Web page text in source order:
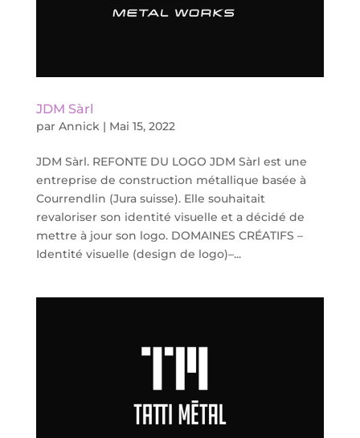
JDM Sàrl
par Annick| Mai 15, 2022
JDM Sàrl. REFONTE DU LOGO JDM Sàrl est une
entreprise de construction métallique basée à
Courrendlin (Jura suisse). Elle souhaitait
revaloriser son identité visuelle et a décidé de
mettre à jour son logo. DOMAINES CRÉATIFS –
Identité visuelle (design de logo)–...